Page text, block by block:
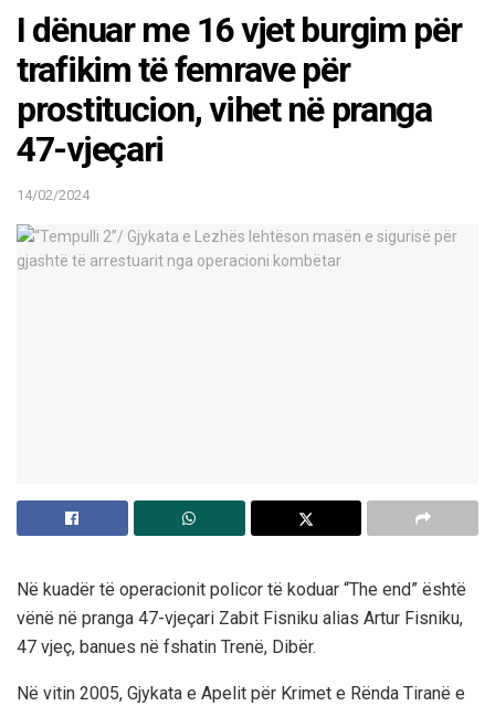
I dënuar me 16 vjet burgim për
trafikim të femrave për
prostitucion, vihet në pranga
47-vjeçari
14/02/2024
Në kuadër të operacionit policor të koduar “The end” është
vënë në pranga 47-vjeçari Zabit Fisniku alias Artur Fisniku,
47 vjeç, banues në fshatin Trenë, Dibër.
Në vitin 2005, Gjykata e Apelit për Krimet e Rënda Tiranë e